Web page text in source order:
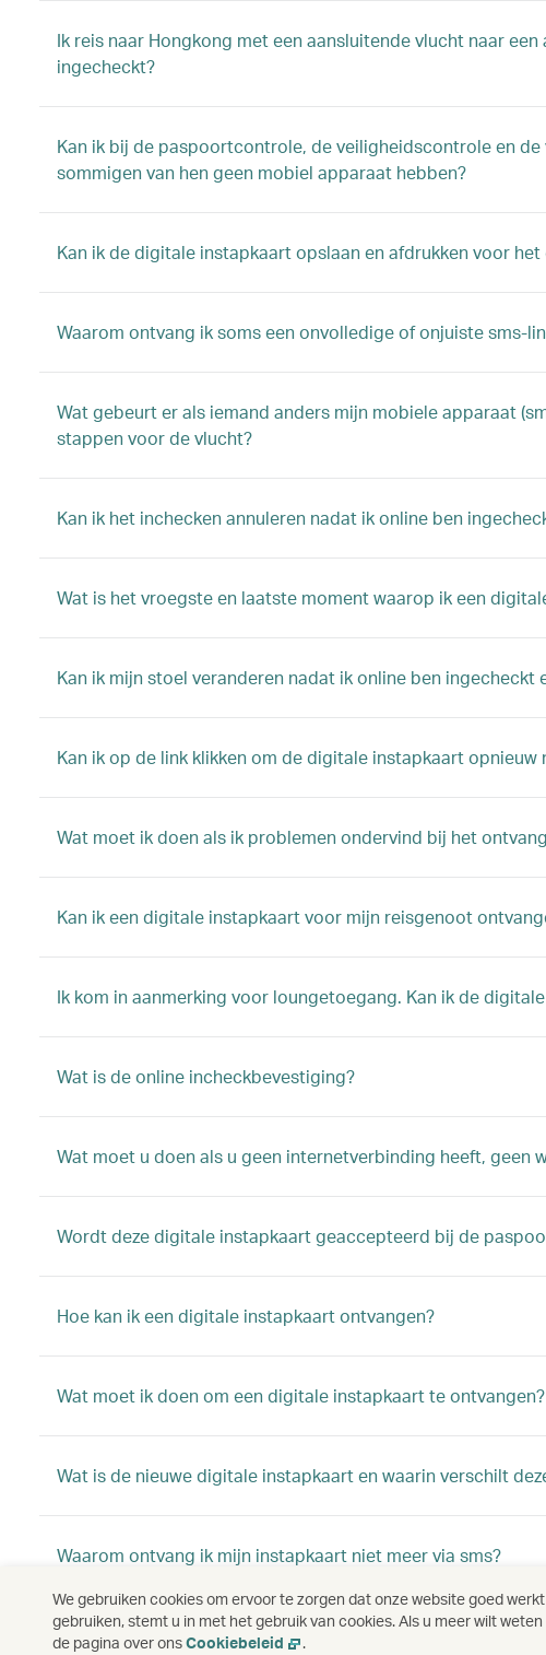
Ik reis naar Hongkong met een aansluitende vlucht naar
ingecheckt?
Kan ik bij de paspoortcontrole, de veiligheidscontrole en
sommigen van hen geen mobiel apparaat hebben?
Kan ik de digitale instapkaart opslaan en afdrukken voor
Waarom ontvang ik soms een onvolledige of onjuiste sms-
Wat gebeurt er als iemand anders mijn mobiele apparaat
stappen voor de vlucht?
Kan ik het inchecken annuleren nadat ik online ben
Wat is het vroegste en laatste moment waarop ik een
Kan ik mijn stoel veranderen nadat ik online ben
Kan ik op de link klikken om de digitale instapkaart
Wat moet ik doen als ik problemen ondervind bij het
Kan ik een digitale instapkaart voor mijn reisgenoot
Ik kom in aanmerking voor loungetoegang. Kan ik de
Wat is de online incheckbevestiging?
Wat moet u doen als u geen internetverbinding heeft,
Wordt deze digitale instapkaart geaccepteerd bij de
Hoe kan ik een digitale instapkaart ontvangen?
Wat moet ik doen om een digitale instapkaart te ontvangen?
Wat is de nieuwe digitale instapkaart en waarin verschilt
Waarom ontvang ik mijn instapkaart niet meer via sms?
Kan ik mijn instapkaart nog steeds thuis afdrukken?
We gebruiken cookies om ervoor te zorgen dat onze website goed
gebruiken, stemt u in met het gebruik van cookies. Als u meer wilt
de pagina over onsCookiebeleid .